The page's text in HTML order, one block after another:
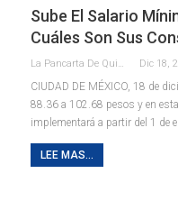
Sube El Salario
Cuáles Son Sus
La Pancarta De Quintana Roo Dic 18,
CIUDAD DE MÉXICO, 18 de
88.36 a 102.68 pesos y en
implementará a partir del 1 de
LEE MAS...